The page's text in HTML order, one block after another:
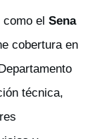
el Sena
cobertura en
técnica,